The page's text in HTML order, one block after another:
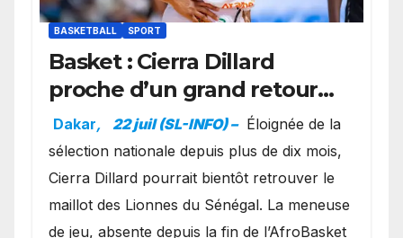
BASKETBALL SPORT
Basket : Cierra Dillard
proche d’un grand retour
avec les Lionnes ?
Dakar, 22 juil (SL-INFO) – Éloignée de la
sélection nationale depuis plus de dix mois,
Cierra Dillard pourrait bientôt retrouver le
maillot des Lionnes du Sénégal. La meneuse
de jeu, absente depuis la fin de l’AfroBasket